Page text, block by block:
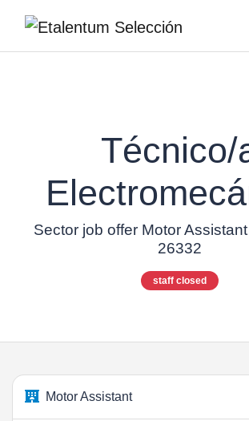
Técnico/
Sector job offer Motor
26332
staff closed
Motor Assistant